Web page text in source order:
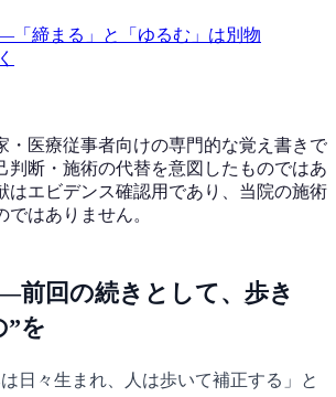
締まる」と「ゆるむ」は別物
医療従事者向けの専門的な覚え書きで
判断・施術の代替を意図したものではあ
はエビデンス確認用であり、当院の施術
はありません。
回の続きとして、歩き
”を
日々生まれ、人は歩いて補正する」と